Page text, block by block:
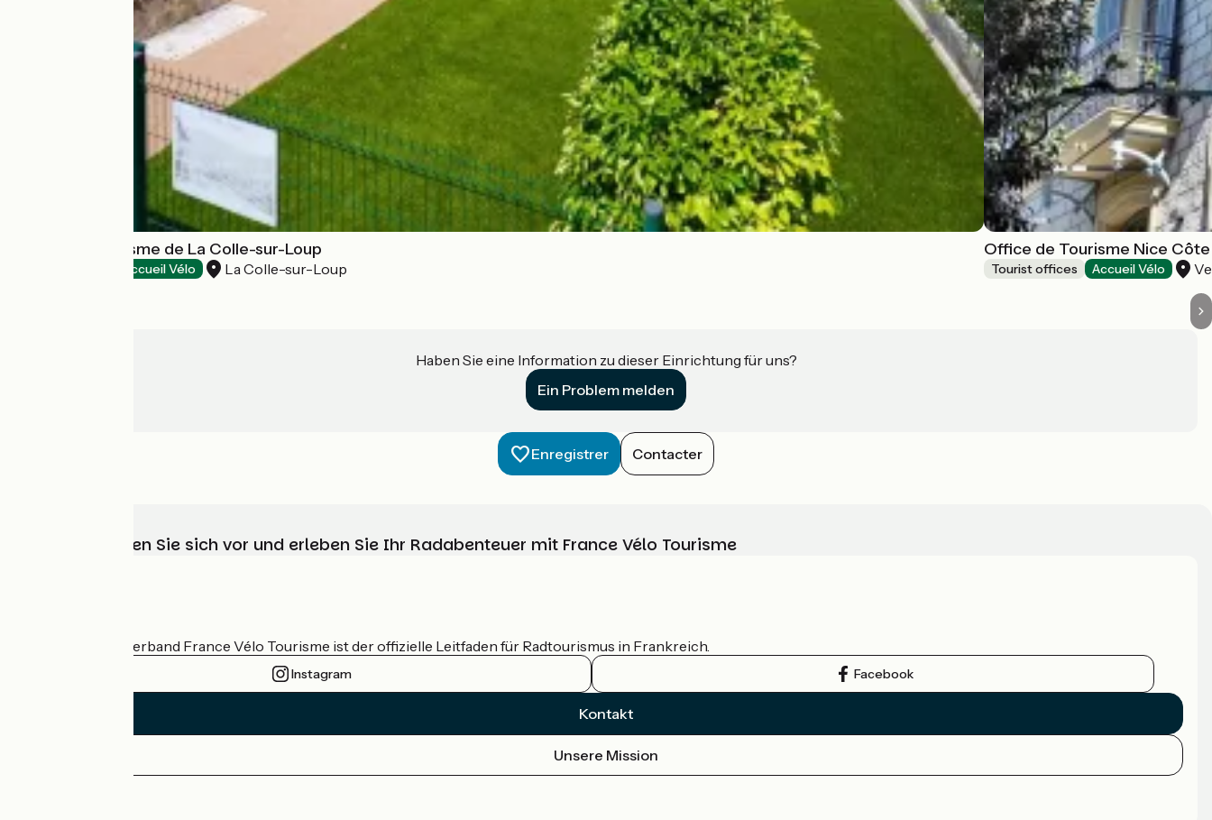
Office de Tourisme de La Colle-sur-Loup
Accueil Vélo La Colle-sur-Loup
Office de Tourisme Nice
Tourist offices Accueil Vélo
Haben Sie eine Information zu dieser Einrichtung für uns?
Ein Problem melden
Enregistrer Contacter
Wählen, bereiten Sie sich vor und erleben Sie Ihr Radabenteuer mit France Vélo Tourisme
Der nationale Verband France Vélo Tourisme ist der offizielle Leitfaden für Radtourismus in Frankreich.
Instagram Facebook
Kontakt
Unsere Mission